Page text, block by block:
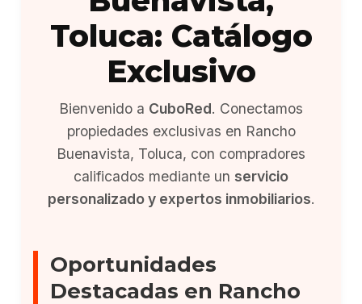
Toluca: Catálogo
Exclusivo
Bienvenido a CuboRed. Conectamos
propiedades exclusivas en Rancho
Buenavista, Toluca, con compradores
calificados mediante un servicio
personalizado y expertos inmobiliarios.
Oportunidades
Destacadas en Rancho